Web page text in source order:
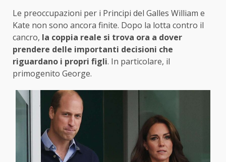
Le preoccupazioni per i Principi del Galles William e
Kate non sono ancora finite. Dopo la lotta contro il
cancro, la coppia reale si trova ora a dover
prendere delle importanti decisioni che
riguardano i propri figli. In particolare, il
primogenito George.